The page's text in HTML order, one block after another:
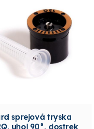
sprejová tryska
uhol 90°, dostrek